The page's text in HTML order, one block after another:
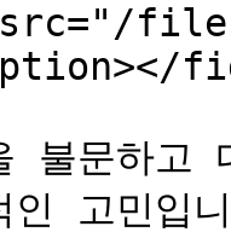
불문하고
인 고민입